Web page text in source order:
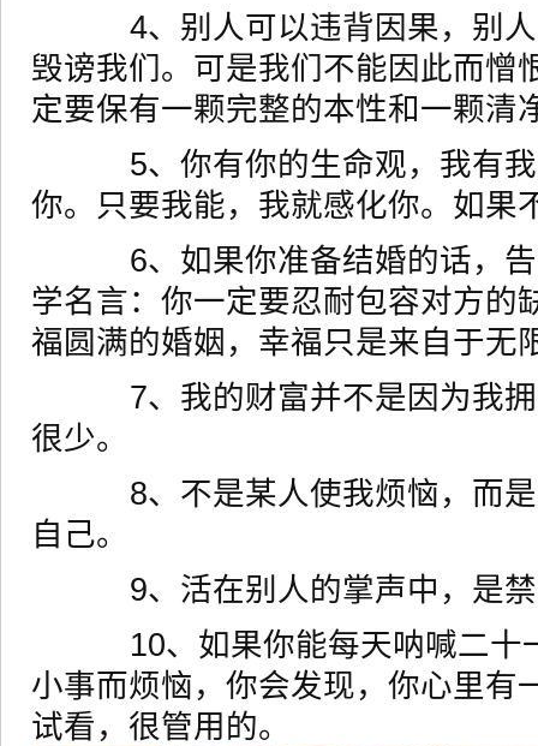
4、别人可以违背因果，别人
毁谤我们。可是我们不能因此而憎
定要保有一颗完整的本性和一颗清
5、你有你的生命观，我有我
你。只要我能，我就感化你。如果
6、如果你准备结婚的话，告
学名言：你一定要忍耐包容对方的
福圆满的婚姻，幸福只是来自于无
7、我的财富并不是因为我拥
很少。
8、不是某人使我烦恼，而是
自己。
9、活在别人的掌声中，是禁
10、如果你能每天呐喊二十
小事而烦恼，你会发现，你心里有
试看，很管用的。